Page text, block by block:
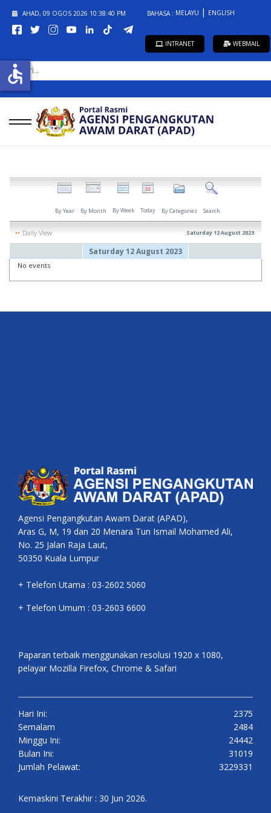
AHAD, 09 OGOS 2026 10:38:40 PM BAHASA : MELAYU ENGLISH
INTRANET WEBMAIL
CARI...
By Year By Month By Week Today By Categories Search
Daily View Saturday 12 August 2023
Saturday 12 August 2023
No events
Agensi Pengangkutan Awam Darat (APAD),
Aras G, M, 19 dan 20 Menara Tun Ismail Mohamed Ali,
No. 25 Jalan Raja Laut,
50350 Kuala Lumpur
+ Telefon Utama : 03-2602 5060
+ Telefon Umum : 03-2603 6600
Paparan terbaik menggunakan resolusi 1920 x 1080,
pelayar Mozilla Firefox, Chrome & Safari
Hari Ini:
2375
Semalam
2484
Minggu Ini:
24442
Bulan Ini:
31019
Jumlah Pelawat:
3229331
Kemaskini Terakhir : 30 Jun 2026.
accessible